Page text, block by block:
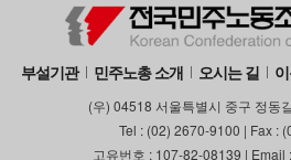
부설기관 민주노총 소개 오시는 길
(우) 04518 서울특별시 중구 정동
Tel : (02) 2670-9100 | Fax :
고유번호 : 107-82-08139 | Email